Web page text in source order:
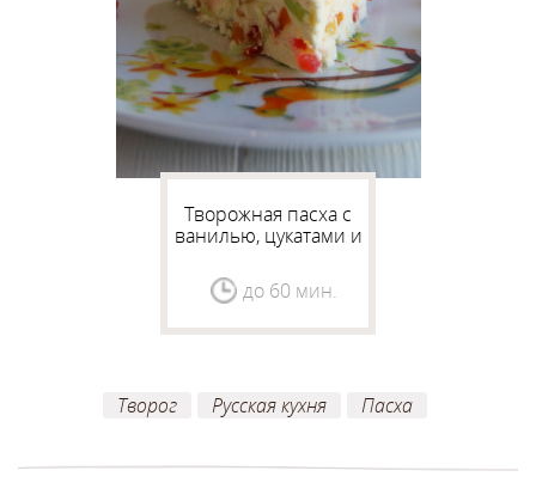
Творог Русская кухня Пасха
Творожная пасха с
ванилью, цукатами и
до 60 мин.